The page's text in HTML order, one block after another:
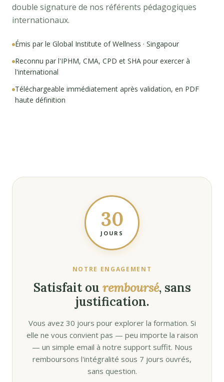
double signature de nos référents pédagogiques
internationaux.
Émis par le Global Institute of Wellness · Singapour
Reconnu par l'IPHM, CMA, CPD et SHA pour exercer à
l'international
Téléchargeable immédiatement après validation, en PDF
haute définition
30
JOURS
NOTRE ENGAGEMENT
Satisfait ou remboursé, sans
justification.
Vous avez 30 jours pour explorer la formation. Si
elle ne vous convient pas — peu importe la raison
— un simple email à notre support suffit. Nous
remboursons l'intégralité sous 7 jours ouvrés,
sans question.